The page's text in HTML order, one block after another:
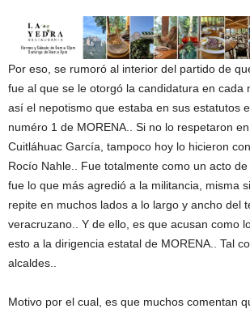
Por eso, se rumoró al interior del partido de
fue al que se le otorgó la candidatura en cada
así el nepotismo que estaba en sus estatutos
numéro 1 de MORENA.. Si no lo respetaron
Cuitláhuac García, tampoco hoy lo hicieron
Rocío Nahle.. Fue totalmente como un acto
fue lo que más agredió a la militancia, misma
repite en muchos lados a lo largo y ancho del
veracruzano.. Y de ello, es que acusan como
esto a la dirigencia estatal de MORENA.. Tal
alcaldes..
Motivo por el cual, es que muchos comentan